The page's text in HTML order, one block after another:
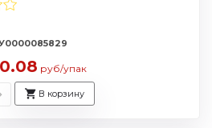
руб/упак
В корзину